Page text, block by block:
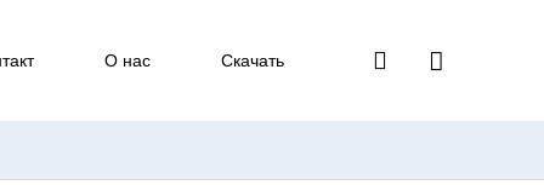
О нас Скачать